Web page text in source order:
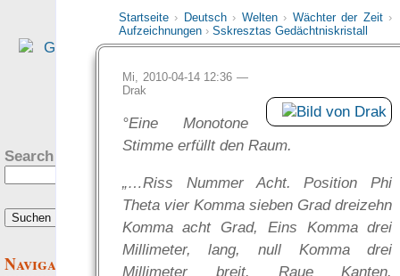
Startseite› Deutsch› Welten› Wächter der Zeit›
Aufzeichnungen› Sskresztas Gedächtniskristall
Mi, 2010-04-14 12:36 —
Drak
°Eine Monotone
Stimme erfüllt den Raum.
„…Riss Nummer Acht. Position Phi
Theta vier Komma sieben Grad dreizehn
Komma acht Grad, Eins Komma drei
Millimeter, lang, null Komma drei
Millimeter breit. Raue Kanten.
Search this site:
Navigation
über Magie gelesenen habe.“
— Gastx zuMagie:
Meister und der Spinner…
was Leute sagen…